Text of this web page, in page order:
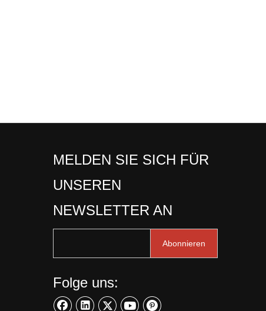
MELDEN SIE SICH FÜR
UNSEREN
NEWSLETTER AN
Abonnieren
Folge uns: